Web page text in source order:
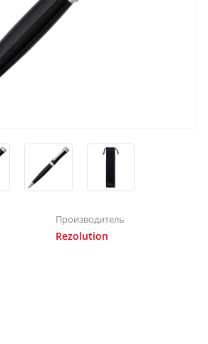
Производитель
Rezolution